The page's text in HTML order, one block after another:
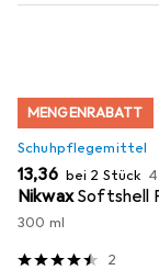
MENGENRABATT
Schuhpflegemittel
EUR
13,36 bei 2 Stück
Nikwax Softshell
300 ml
2